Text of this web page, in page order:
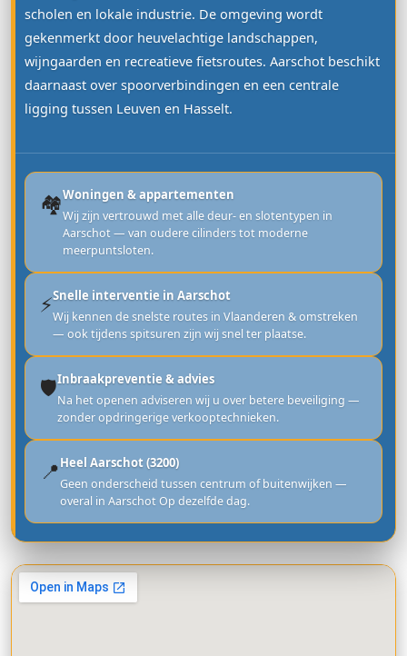
scholen en lokale industrie. De omgeving wordt
gekenmerkt door heuvelachtige landschappen,
wijngaarden en recreatieve fietsroutes. Aarschot beschikt
daarnaast over spoorverbindingen en een centrale
ligging tussen Leuven en Hasselt.
🏘️Woningen & appartementen
Wij zijn vertrouwd met alle deur- en slotentypen in
Aarschot — van oudere cilinders tot moderne
meerpuntsloten.
⚡Snelle interventie in Aarschot
Wij kennen de snelste routes in Vlaanderen & omstreken
— ook tijdens spitsuren zijn wij snel ter plaatse.
🛡️Inbraakpreventie & advies
Na het openen adviseren wij u over betere beveiliging —
zonder opdringerige verkooptechnieken.
📍Heel Aarschot (3200)
Geen onderscheid tussen centrum of buitenwijken —
overal in Aarschot Op dezelfde dag.